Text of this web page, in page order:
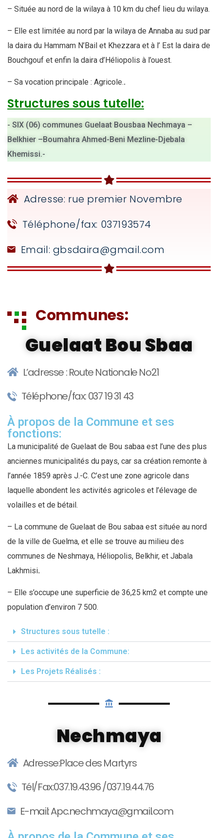
– Située au nord de la wilaya à 10 km du chef lieu du wilaya.
– Elle est limitée au nord par la wilaya de Annaba au sud par
la daira du Hammam N’Bail et Khezzara et à l’ Est la daira de
Bouchgouf et enfin la daira d’Héliopolis à l’ouest.
– Sa vocation principale : Agricole..
Structures sous tutelle:
- SIX (06) communes Guelaat Bousbaa Nechmaya –
Belkhier –Boumahra Ahmed-Beni Mezline-Djebala
Khemissi.-
Adresse: rue premier Novembre
Téléphone/fax: 037193574
Email: gbsdaira@gmail.com
Communes:
Guelaat Bou Sbaa
L’adresse : Route Nationale No21
Téléphone/fax: 037 19 31 43
À propos de la Commune et ses
fonctions:
La municipalité de Guelaat de Bou sabaa est l’une des plus
anciennes municipalités du pays, car sa création remonte à
l’année 1859 après J.-C. C’est une zone agricole dans
laquelle abondent les activités agricoles et l’élevage de
volailles et de bétail.
– La commune de Guelaat de Bou sabaa est située au nord
de la ville de Guelma, et elle se trouve au milieu des
communes de Neshmaya, Héliopolis, Belkhir, et Jabala
Lakhmisi.
– Elle s’occupe une superficie de 36,25 km2 et compte une
population d’environ 7 500.
Structures sous tutelle :
Les activités de la Commune:
Les Projets Réalisés :
Nechmaya
Adresse:Place des Martyrs
Tél/Fax:037.19.43.96 /037.19.44.76
E-mail: Apc.nechmaya@gmail.com